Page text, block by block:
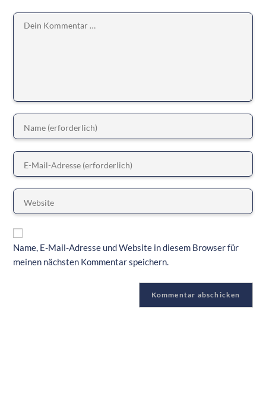
Name, E-Mail-Adresse und Website in diesem Browser für
meinen nächsten Kommentar speichern.